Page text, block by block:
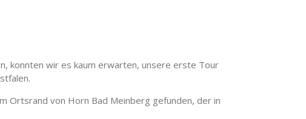
konnten wir es kaum erwarten, unsere erste Tour
Ortsrand von Horn Bad Meinberg gefunden, der in